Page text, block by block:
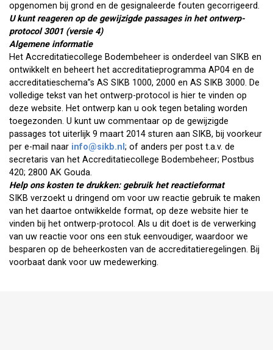
opgenomen bij grond en de gesignaleerde fouten gecorrigeerd.
U kunt reageren op de gewijzigde passages in het ontwerp-
protocol 3001 (versie 4)
Algemene informatie
Het Accreditatiecollege Bodembeheer is onderdeel van SIKB en
ontwikkelt en beheert het accreditatieprogramma AP04 en de
accreditatieschema”s AS SIKB 1000, 2000 en AS SIKB 3000. De
volledige tekst van het ontwerp-protocol is hier te vinden op
deze website. Het ontwerp kan u ook tegen betaling worden
toegezonden. U kunt uw commentaar op de gewijzigde
passages tot uiterlijk 9 maart 2014 sturen aan SIKB, bij voorkeur
per e-mail naar info@sikb.nl ; of anders per post t.a.v. de
secretaris van het Accreditatiecollege Bodembeheer; Postbus
420; 2800 AK Gouda.
Help ons kosten te drukken: gebruik het reactieformat
SIKB verzoekt u dringend om voor uw reactie gebruik te maken
van het daartoe ontwikkelde format, op deze website hier te
vinden bij het ontwerp-protocol. Als u dit doet is de verwerking
van uw reactie voor ons een stuk eenvoudiger, waardoor we
besparen op de beheerkosten van de accreditatieregelingen. Bij
voorbaat dank voor uw medewerking.